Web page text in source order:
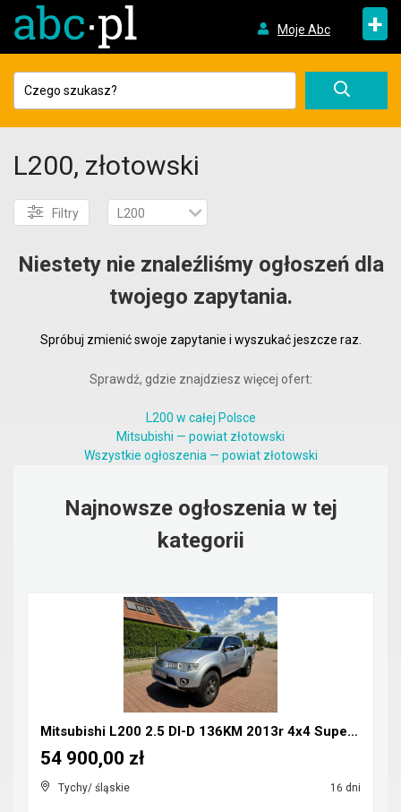
Moje Abc +
L200, złotowski
Filtry L200
Niestety nie znaleźliśmy ogłoszeń dla
twojego zapytania.
Spróbuj zmienić swoje zapytanie i wyszukać jeszcze raz.
Sprawdź, gdzie znajdziesz więcej ofert:
L200 w całej Polsce
Mitsubishi — powiat złotowski
Wszystkie ogłoszenia — powiat złotowski
Najnowsze ogłoszenia w tej
kategorii
Mitsubishi L200 2.5 DI-D 136KM 2013r 4x4 Super Sel...
Tychy/ śląskie 16 dni
54 900,00 zł